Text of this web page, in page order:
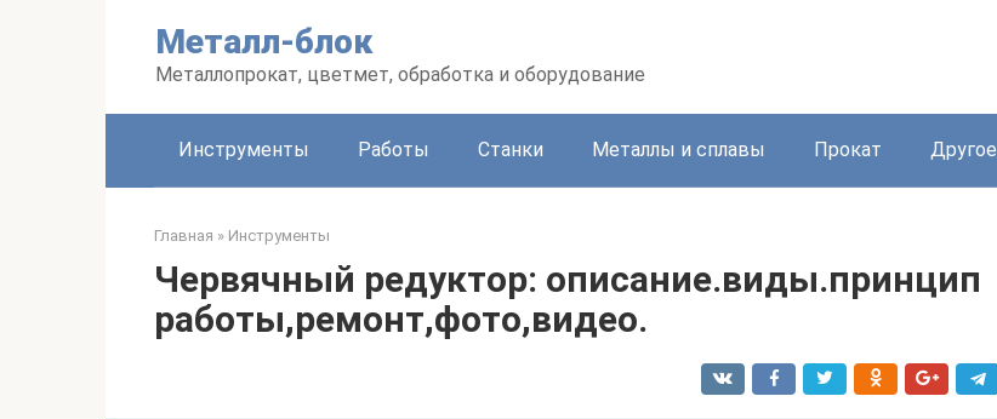
Металл-блок
Металлопрокат, цветмет, обработка и оборудование
Инструменты Работы Станки Металлы и сплавы Прокат Другое
Главная » Инструменты
Червячный редуктор: описание.виды.принцип
работы,ремонт,фото,видео.